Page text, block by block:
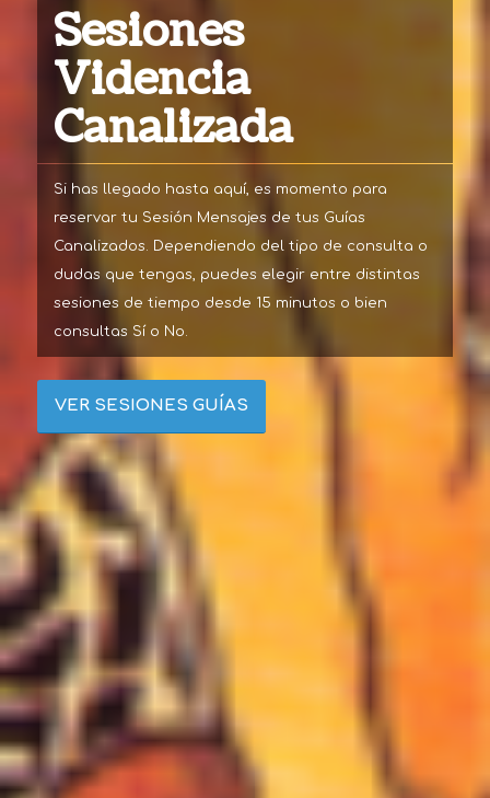
Sesiones
Videncia
Canalizada
Si has llegado hasta aquí, es momento para
reservar tu Sesión Mensajes de tus Guías
Canalizados. Dependiendo del tipo de consulta o
dudas que tengas, puedes elegir entre distintas
sesiones de tiempo desde 15 minutos o bien
consultas Sí o No.
VER SESIONES GUÍAS